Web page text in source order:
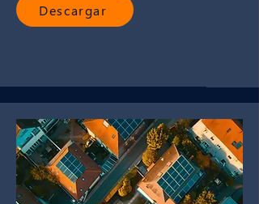
Descargar